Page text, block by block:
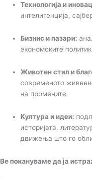
Технологија и
интелигенција,
Бизнис и пазари:
економските
Животен стил и
современото
на промените.
Култура и идеи:
историјата,
движења што го
Ве покануваме да ја